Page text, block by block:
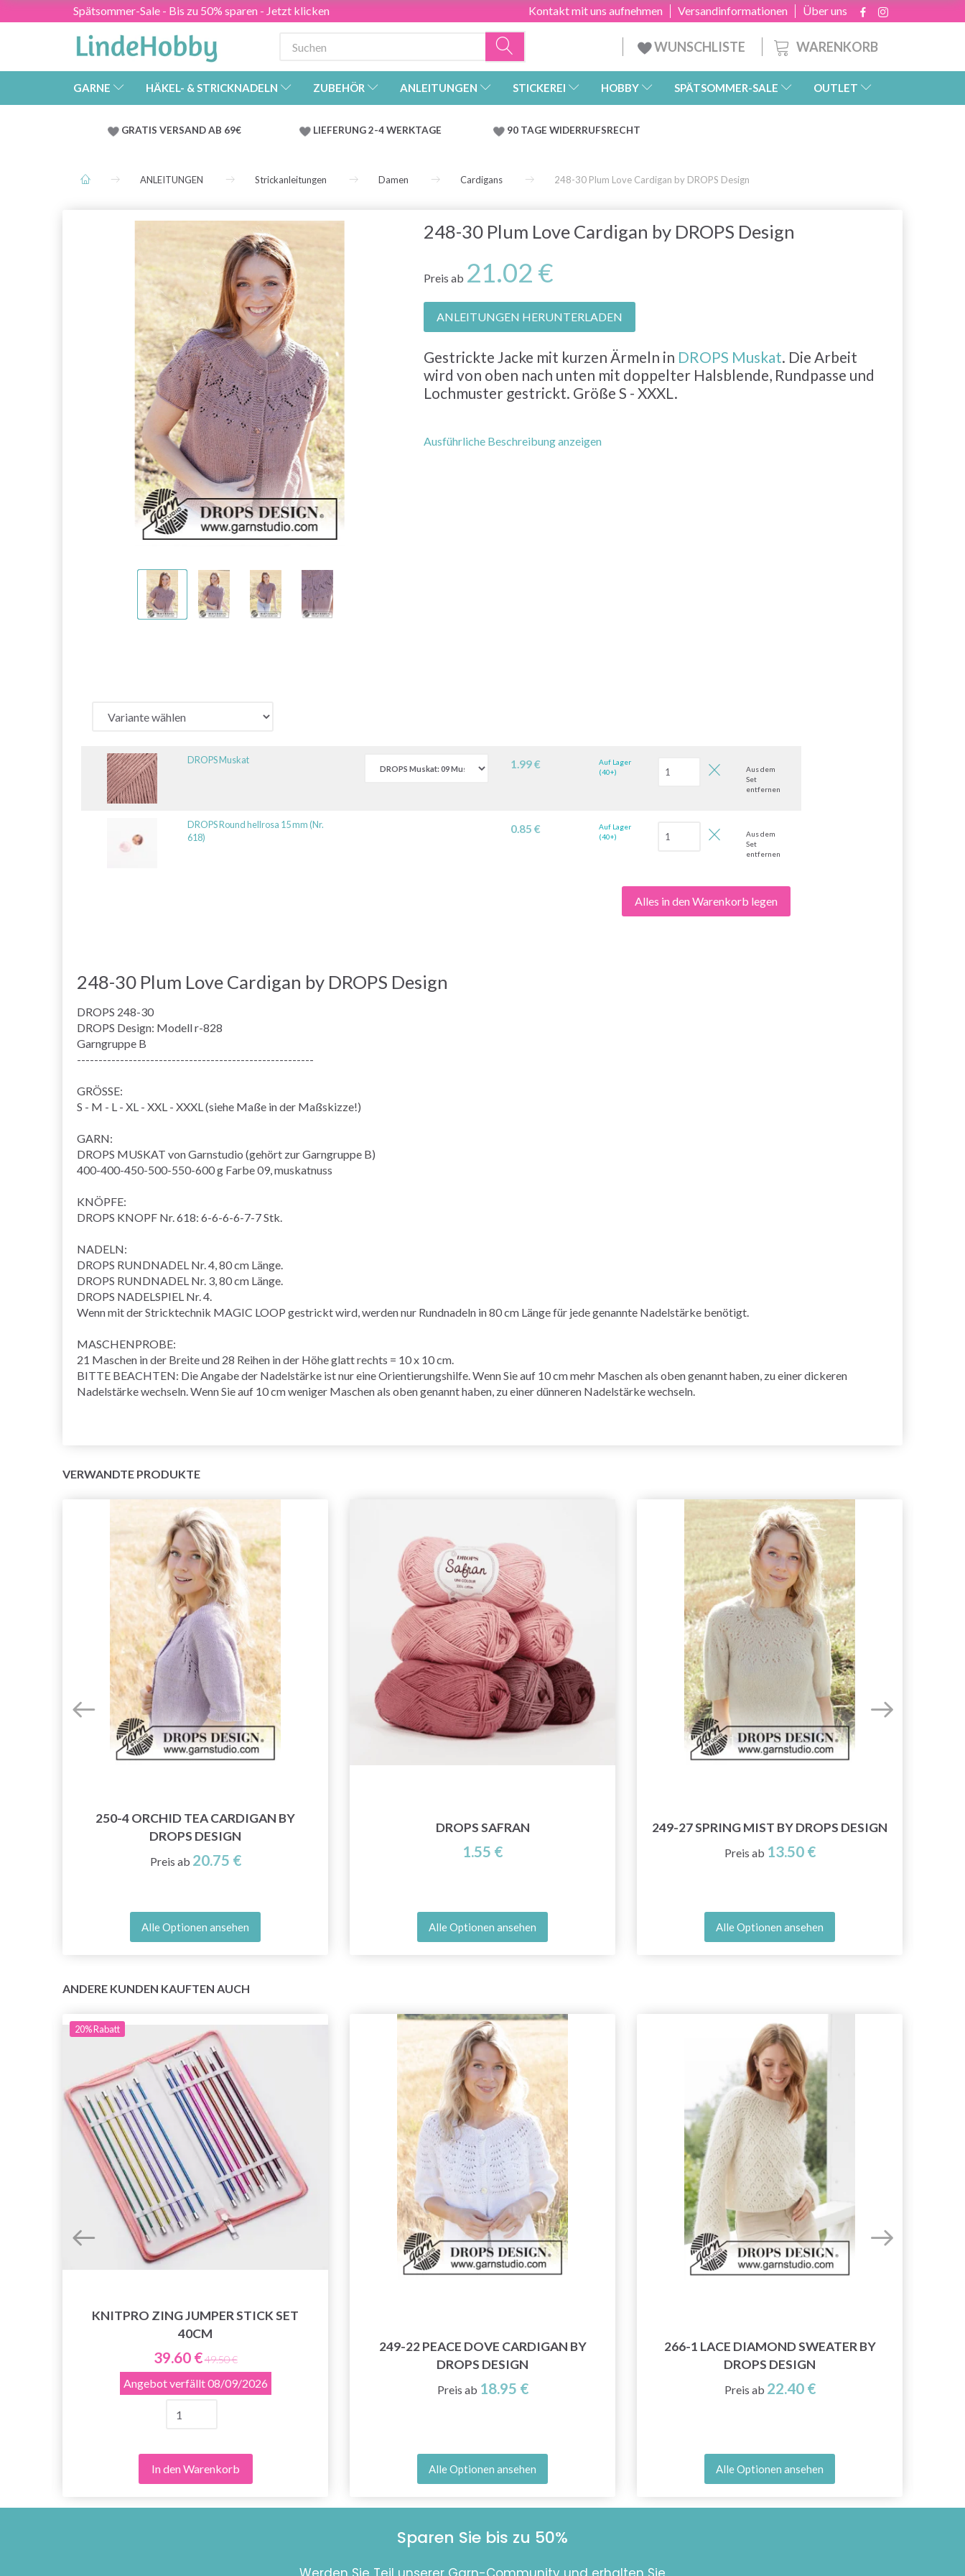
Spätsommer-Sale - Bis zu 50% sparen - Jetzt klicken Über uns
Versandinformationen
Kontakt mit uns aufnehmen
WARENKORB
WUNSCHLISTE
GARNE HÄKEL- & STRICKNADELN ZUBEHÖR ANLEITUNGEN STICKEREI HOBBY SPÄTSOMMER-SALE OUTLET
GRATIS VERSAND AB 69€ LIEFERUNG 2-4 WERKTAGE 90 TAGE WIDERRUFSRECHT
ANLEITUNGEN Strickanleitungen Damen Cardigans 248-30 Plum Love Cardigan by DROPS Design
248-30 Plum Love Cardigan by DROPS Design
Preis ab 21.02 €
ANLEITUNGEN HERUNTERLADEN
Gestrickte Jacke mit kurzen Ärmeln in DROPS Muskat. Die Arbeit
wird von oben nach unten mit doppelter Halsblende, Rundpasse und
Lochmuster gestrickt. Größe S - XXXL.
Ausführliche Beschreibung anzeigen
DROPS Muskat 1.99 €
Auf Lager
(40+)
Aus dem
Set
entfernen
DROPS Round hellrosa 15 mm (Nr.
618)
0.85 €
Auf Lager
(40+)
Aus dem
Set
entfernen
Alles in den Warenkorb legen
248-30 Plum Love Cardigan by DROPS Design
DROPS 248-30
DROPS Design: Modell r-828
Garngruppe B
-------------------------------------------------------
GRÖSSE:
S - M - L - XL - XXL - XXXL (siehe Maße in der Maßskizze!)
GARN:
DROPS MUSKAT von Garnstudio (gehört zur Garngruppe B)
400-400-450-500-550-600 g Farbe 09, muskatnuss
KNÖPFE:
DROPS KNOPF Nr. 618: 6-6-6-6-7-7 Stk.
NADELN:
DROPS RUNDNADEL Nr. 4, 80 cm Länge.
DROPS RUNDNADEL Nr. 3, 80 cm Länge.
DROPS NADELSPIEL Nr. 4.
Wenn mit der Stricktechnik MAGIC LOOP gestrickt wird, werden nur Rundnadeln in 80 cm Länge für jede genannte Nadelstärke benötigt.
MASCHENPROBE:
21 Maschen in der Breite und 28 Reihen in der Höheglatt rechts = 10 x 10 cm.
BITTE BEACHTEN: Die Angabe der Nadelstärke ist nur eine Orientierungshilfe. Wenn Sie auf 10 cm mehr Maschen als oben genannt haben, zu einer dickeren
Nadelstärke wechseln. Wenn Sie auf 10 cm weniger Maschen als oben genannt haben, zu einer dünneren Nadelstärke wechseln.
VERWANDTE PRODUKTE
250-4 ORCHID TEA CARDIGAN BY
DROPS DESIGN
Preis ab 20.75 €
Alle Optionen ansehen
DROPS SAFRAN
1.55 €
Alle Optionen ansehen
249-27 SPRING MIST BY DROPS DESIGN
Preis ab 13.50 €
Alle Optionen ansehen
ANDERE KUNDEN KAUFTEN AUCH
20%Rabatt
KNITPRO ZING JUMPER STICK SET
40CM
39.60 €49.50 €
Angebot verfällt08/09/2026
In den Warenkorb
249-22 PEACE DOVE CARDIGAN BY
DROPS DESIGN
Preis ab 18.95 €
Alle Optionen ansehen
266-1 LACE DIAMOND SWEATER BY
DROPS DESIGN
Preis ab 22.40 €
Alle Optionen ansehen
Sparen Sie bis zu 50%